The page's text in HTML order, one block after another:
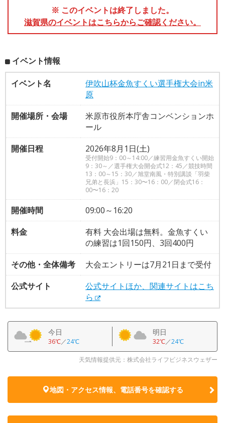
※ このイベントは終了しました。
滋賀県のイベントはこちらからご確認ください。
イベント情報
イベント名
伊吹山杯金魚すくい選手権大会in米
原
開催場所・会場
米原市役所本庁舎コンベンションホ
ール
開催日程
2026年8月1日(土)
受付開始9：00～14:00／練習用金魚すくい開始
9：30～／選手権大会開会式12：45／競技時間
13：00～15：30／旭堂南風・特別講談「羽柴
兄弟と長浜」15：30〜16：00／閉会式16：
00〜16：20
開催時間
09:00～16:20
料金
有料 大会出場は無料。金魚すくい
の練習は1回150円、3回400円
その他・全体備考
大会エントリーは7月21日まで受付
公式サイト
公式サイトほか、関連サイトはこち
ら
今日
36℃／24℃
明日
32℃／24℃
天気情報提供元：株式会社ライフビジネスウェザー
地図・アクセス情報、電話番号を確認する